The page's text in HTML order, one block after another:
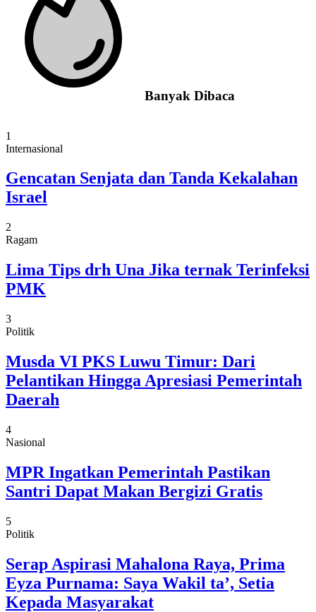
Banyak Dibaca
1
Internasional
Gencatan Senjata dan Tanda Kekalahan
Israel
2
Ragam
Lima Tips drh Una Jika ternak Terinfeksi
PMK
3
Politik
Musda VI PKS Luwu Timur: Dari
Pelantikan Hingga Apresiasi Pemerintah
Daerah
4
Nasional
MPR Ingatkan Pemerintah Pastikan
Santri Dapat Makan Bergizi Gratis
5
Politik
Serap Aspirasi Mahalona Raya, Prima
Eyza Purnama: Saya Wakil ta’, Setia
Kepada Masyarakat